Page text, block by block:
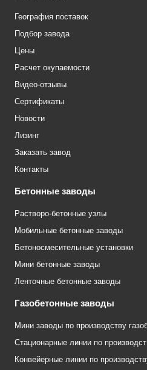
География поставок
Подбор завода
Цены
Расчет окупаемости
Видео-отзывы
Сертификаты
Новости
Лизинг
Заказать завод
Контакты
Бетонные заводы
Растворо-бетонные узлы
Мобильные бетонные заводы
Бетоносмесительные установки
Мини бетонные заводы
Ленточные бетонные заводы
Газобетонные заводы
Мини заводы по производству
Стационарные линии по
Конвейерные линии по